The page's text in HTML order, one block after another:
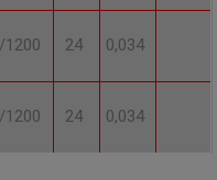
1200 24 0,034
1200 24 0,034